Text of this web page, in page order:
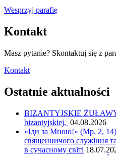
Wesprzyj parafię
Kontakt
Masz pytanie? Skontaktuj się z
Kontakt
Ostatnie aktualności
BIZANTYJSKIE
bizantyjskiej. 04.08.2026
«Іди за Мною!» (Мр. 2,
священничого служіння
в сучасному світі